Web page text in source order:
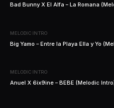
Bad Bunny X El Alfa – La Romana
MELODIC INTRO
Big Yamo – Entre la Playa Ella y Yo
MELODIC INTRO
Anuel X 6ix9ine – BEBE (Melodic